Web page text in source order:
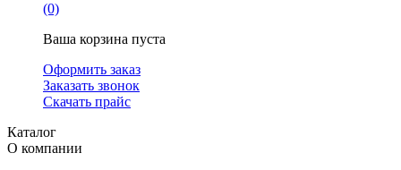
(0)
Ваша корзина пуста
Оформить заказ
Заказать звонок
Скачать прайс
Каталог
О компании